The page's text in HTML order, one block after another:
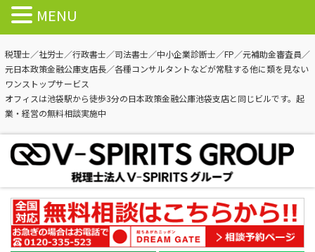
税理士／社労士／行政書士／司法書士／中小企業診断士／FP／元補助金審査員／
元日本政策金融公庫支店長／各種コンサルタントなどが常駐する他に類を見ない
ワンストップサービス
オフィスは池袋駅から徒歩3分の日本政策金融公庫池袋支店と同じビルです。起
業・経営の無料相談実施中
MENU